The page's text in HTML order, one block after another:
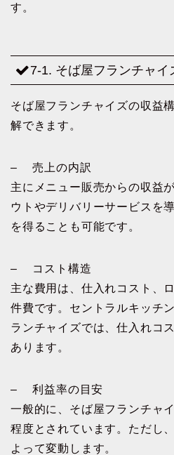
す。
7-1. そば屋フランチャ
そば屋フランチャイズの収益
解できます。
– 売上の内訳
主にメニュー販売からの収益
ウトやデリバリーサービスを
を得ることも可能です。
– コスト構造
主な費用は、仕入れコスト、
件費です。セントラルキッチ
ランチャイズでは、仕入れコ
あります。
– 利益率の目安
一般的に、そば屋フランチャ
程度とされています。ただし
よって変動します。